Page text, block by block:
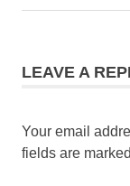
crise
dette
crise
LEAVE A
Your email
fields are marked